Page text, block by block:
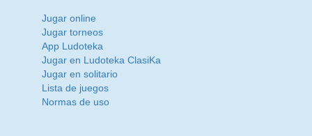
Jugar online
Jugar torneos
App Ludoteka
Jugar en Ludoteka ClasiKa
Jugar en solitario
Lista de juegos
Normas de uso